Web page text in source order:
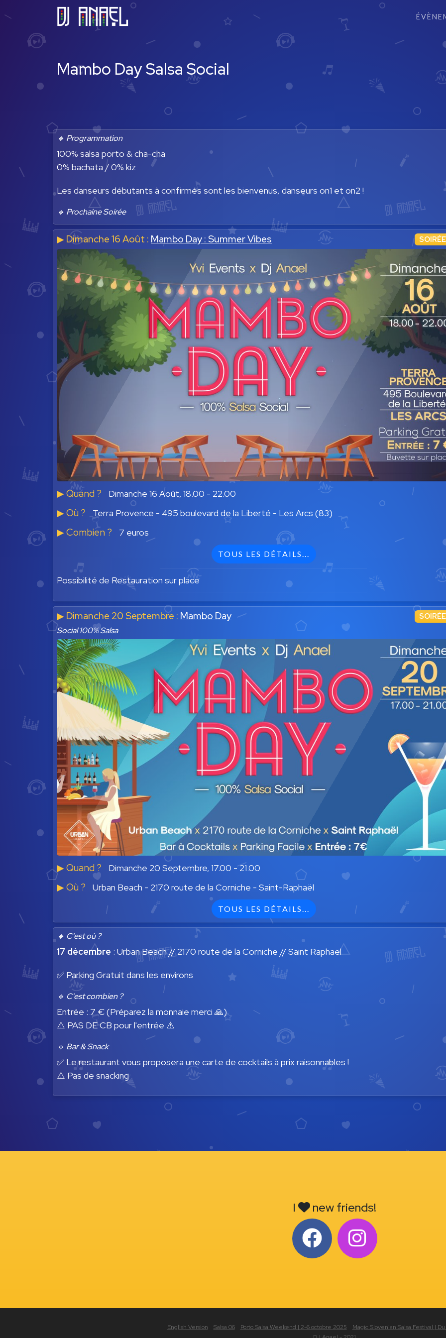
Mambo Day Salsa Social
🔹 Programmation
100% salsa porto & cha-cha
0% bachata / 0% kiz
Les danseurs débutants à confirmés sont les bienvenus, danseurs on1 et on2 !
🔹 Prochaine Soirée
SOIRÉE
▶︎ Dimanche 16 Août : Mambo Day : Summer Vibes
▶︎ Quand ? Dimanche 16 Août, 18.00 - 22.00
▶︎ Où ? Terra Provence - 495 boulevard de la Liberté - Les Arcs (83)
▶︎ Combien ? 7 euros
TOUS LES DÉTAILS...
Possibilité de Restauration sur place
SOIRÉE
▶︎ Dimanche 20 Septembre : Mambo Day
Social 100% Salsa
▶︎ Quand ? Dimanche 20 Septembre, 17.00 - 21.00
▶︎ Où ? Urban Beach - 2170 route de la Corniche - Saint-Raphaël
TOUS LES DÉTAILS...
🔹 C'est où ?
17 décembre : Urban Beach // 2170 route de la Corniche // Saint Raphaël
✅ Parking Gratuit dans les environs
🔹 C'est combien ?
Entrée : 7 € (Préparez la monnaie merci 🙏)
⚠️ PAS DE CB pour l'entrée ⚠️
🔹 Bar & Snack
✅ Le restaurant vous proposera une carte de cocktails à prix raisonnables !
⚠️ Pas de snacking
I new friends!
English Version Salsa 06 Porto Salsa Weekend | 2-6 octobre 2025
Magic Slovenian Salsa Festival |